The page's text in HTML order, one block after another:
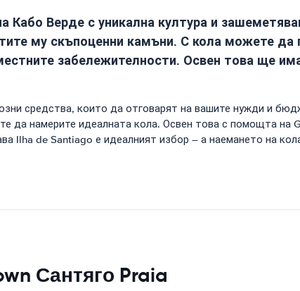
Кабо Верде с уникална култура и
му скъпоценни камъни. С кола можете
забележителности. Освен това ще
средства, които да отговарят на вашите нужди и
да намерите идеалната кола. Освен това с помощта на
Ilha de Santiago е идеалният избор – а наемането на
Сантяго Praia